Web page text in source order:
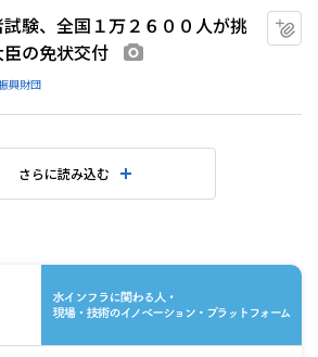
験、全国１万２６００人が挑
の免状交付
興財団
さらに読み込む